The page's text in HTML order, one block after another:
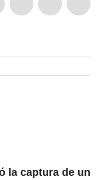
la captura de un